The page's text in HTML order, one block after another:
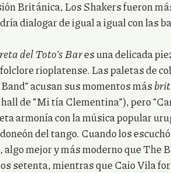
Británica, Los Shakers fueron
dialogar de igual a igual con las
del Toto’s Bares una delicada
rioplatense. Las paletas de
acusan sus momentos más
de “Mi tía Clementina”), pero
armonía con la música popular
del tango. Cuando los
mejor y más moderno que The
setenta, mientras que Caio Vila